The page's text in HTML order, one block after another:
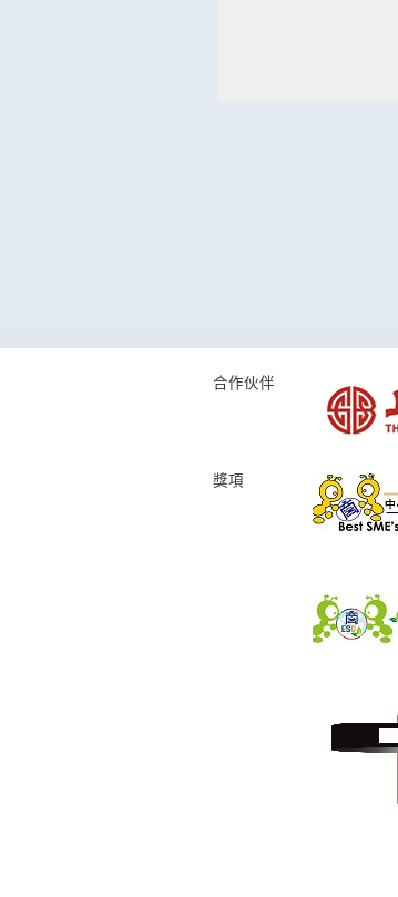
合作伙伴
獎項